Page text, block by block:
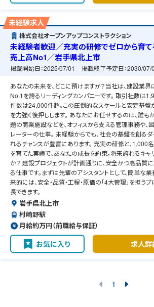
未経験求人
株式会社オープンアップコンストラクション
未経験者歓迎／充実の研修でゼロから育
売上高No1／岩手県北上市
掲載開始日：2025/07/01 掲載終了予定日：2030/07/
あなたの未来を、どこに預けますか？当社は、建設業
No.1を誇るリーディングカンパニーです。 取引社数は
件数は24,000件超。この圧倒的なスケールと安定基盤
を力強く後押しします。 あなたにお任せするのは、誰も
題の商業施設などを、オフィスから支える管理事務や
レーターの仕事。 未経験からでも、社会の基盤を創る
れるチャンスが豊富にあります。 充実の研修と、
を育てた実績で、あなたの成長を約束。将来誇れるキ
か？ 建設プロジェクトが計画通りに、安全かつ高品質
る仕事です。まずは先輩のアシスタントとして、簡単な業
来的には、安全・品質・工程・原価の「4大管理」を担う
長できます。
岩手県北上市
村崎野駅
月給約万円（前職給与保証）
お気に入り 求人詳
1